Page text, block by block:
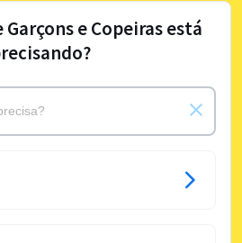
e Copeiras está